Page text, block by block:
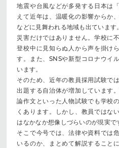
地震や台風などが多発する日本は
えて近年は、温暖化の影響からか
などに見舞われる地域も出ています。
災害だけではありません。学校に
登校中に見知らぬ人から声を掛け
す。また、SNSや新型コロナウイ
います。
そのため、近年の教員採用試験で
出題する自治体が増加しています
論作文といった人物試験でも学校
くあります。しかし、教員ではな
はなかなか想像しづらいのが現実で
そこで今号では、法律や資料では
いるのか、まとめて解説すること